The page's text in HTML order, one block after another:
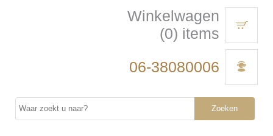
Winkelwagen
(0) items
06-38080006
Zoeken